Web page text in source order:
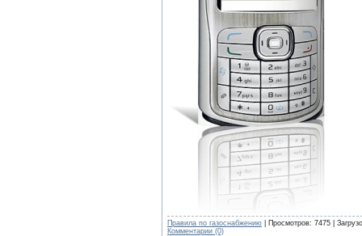
Правила по газоснабжению | Просмотров: 7475 |
Комментарии (0)